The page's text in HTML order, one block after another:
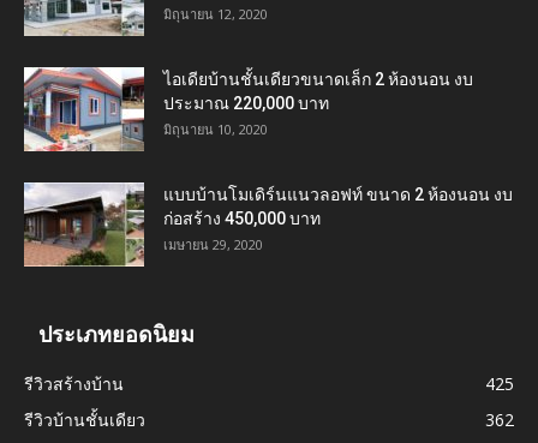
มิถุนายน 12, 2020
ไอเดียบ้านชั้นเดียวขนาดเล็ก 2 ห้องนอน งบ
ประมาณ 220,000 บาท
มิถุนายน 10, 2020
แบบบ้านโมเดิร์นแนวลอฟท์ ขนาด 2 ห้องนอน งบ
ก่อสร้าง 450,000 บาท
เมษายน 29, 2020
ประเภทยอดนิยม
รีวิวสร้างบ้าน
425
รีวิวบ้านชั้นเดียว
362